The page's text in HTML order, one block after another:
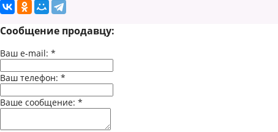
Сообщение продавцу:
Ваш e-mail: *
Ваш телефон: *
Ваше сообщение: *